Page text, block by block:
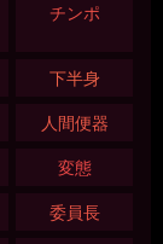
チンポ
下半身
人間便器
変態
委員長